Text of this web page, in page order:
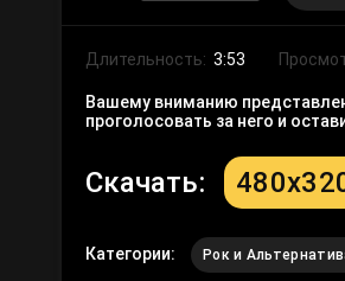
Длительность: 3:53
Вашему вниманию
проголосовать за него и
Скачать:
Категории: Рок и